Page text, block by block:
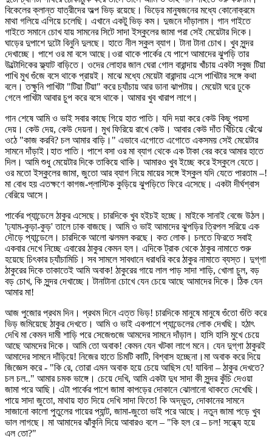
বিকেলের ক্লান্ত যাত্রীদের অল্প ভিড় রয়েছে। ভিড়ের মানুষজনের মধ্যে কোনোক্রমে
মাথা গলিয়ে এগিয়ে চলেছি। এখানে একটু ভিড় কম। দুজনে দাঁড়ালাম। গান গাইতে
গাইতে সমানে চোখ যায় সামনের সিটে সাদা ইস্কুলের জামা পরা সেই মেয়েটার দিকে।
ঘাড়ের দুপাশে দুটো বিনুনি দুলছে। হাতে নীল স্কুল ব্যাগ। টানা টানা চোখ। খুব সুন্দর
দেখাচ্ছে। পাশে ওর মা বসে আছে।ওরা থাকে পার্কের যে পাশে আমাদের ঝুপড়ি তার
উল্টোদিকের ফ্ল্যাট বাড়িতে। ওদের লোহার জাল ঘেরা গোল বারান্দায় খাঁচায় একটা সবুজ টিয়া
পাখি মুখ গুঁজে বসে থাকে প্রায়ই। মাঝে মধ্যে মেয়েটা বারান্দায় এসে পাখিটার সঙ্গে কথা
বলে। তক্ষুনি পাখিটা "টিয়া টিয়া" করে চ্যাঁচায় আর ডানা ঝাপটায়। মেয়েটা ঘরে ঢুকে
গেলে পাখিটা আবার চুপ করে বসে থাকে। আমার খুব খারাপ লাগে।
গান শেষে আমি ও ভাই সবার কাছে গিয়ে হাত পাতি। যদি দয়া করে কেউ কিছু পয়সা
দেয়। কেউ দেয়, কেউ দেয়না। মুখ ফিরিয়ে রাখে কেউ। আবার কেউ দাঁত খিঁচিয়ে ঝেঁঝে
ওঠে "কাজ করবি? চল আমার বাড়ি।" এভাবে এগোতে এগোতে একসময় সেই মেয়েটার
সামনে দাঁড়াই।হাত পাতি। পাশে বসা ওর মা ব্যাগ থেকে এক টাকা বের করে আমার হাতে
দিল। আমি শুধু মেয়েটার দিকে তাকিয়ে থাকি। আমারও খুব ইচ্ছে করে ইস্কুলে যেতে।
ওর মতো ইস্কুলের জামা, জুতো আর ব্যাগ নিয়ে মায়ের সঙ্গে ইস্কুল যদি যেতে পারতাম –!
মা বোধ হয় এতক্ষণে কাগজ-প্লাস্টিক কুড়িয়ে ঝুপড়িতে ফিরে এসেছে। একটা দীর্ঘশ্বাস
বেরিয়ে আসে।
পার্কের প্যান্ডেলে ঠাকুর এসেছে। চারদিকে খুব হইচই হচ্ছে। মাইকে সানাই বেজে উঠল।
'ঢ্যাম-কুড়া-কুড়' তালে ঢাক বাজছে। আমি ও ভাই আমাদের ঝুপড়ির ত্রিপল সরিয়ে এক
দৌড়ে প্যান্ডেলে। চারদিকে আলো ঝলমল করছে। কত লোক। চলতে ফিরতে সবাই
একবার দেখে নিচ্ছে এবারের ঠাকুর কেমন হল। এদিকে ট্রাক থেকে ঠাকুর নামাতে শুরু
হয়েছে চিৎকার চ্যাঁচামিচি। সব সামলে সাবধানে ধরাধরি করে ঠাকুর নামাতে ব্যস্ত। দুগ্‌গা
ঠাকুরের দিকে তাকাতেই আমি অবাক! ঠাকুরের গায়ে লাল পাড় সাদা শাড়ি, খোলা চুল, বড়
বড় চোখ, কি সুন্দর দেখাচ্ছে। টানাটানা চোখে যেন চেয়ে আছে আমাদের দিকে। ঠিক যেন
আমার মা!
আজ পুজোর প্রথম দিন। প্রথম দিনে এত্ত ভিড়! চারদিকে মানুষে মানুষে গুঁতো গুঁতি করে
ভিড় জমিয়েছে ঠাকুর দেখতে। আমি ও ভাই একপাশে প্যান্ডেলের লোক দেখছি। হঠাৎ
দেখি মা কেমন দামী শাড়ি পরে সেজেগুজে আমদের সামনে দাঁড়াল। হাসি হাসি মুখে চেয়ে
আছে আমদের দিকে। আমি তো অবাক! কেমন যেন খটকা লাগে মনে। যেন দুগ্‌গা ঠাকুরই
আমাদের সামনে দাঁড়িয়ে! নিজের হাতে চিমটি কাটি, বিশ্বাস হচ্ছেনা।মা অবাক করে দিয়ে
জিজ্ঞেস করে - "কি রে, তোরা এমন অবাক হয়ে চেয়ে আছিস যে! যাবিনা – ঠাকুর দেখতে?
চল চল.." আমার চমক ভাঙ্গে। চেয়ে দেখি, আমি একটা দুধ সাদা কী সুন্দর কুঁচি দেওয়া
জামা পরে আছি। এটা পার্কের পাশে জামা কাপড়ের দোকানে ঝোলানো থাকতে দেখেছি।
পায়ে সাদা জুতো, মাথায় হাত দিয়ে দেখি সাদা ফিতে! কি অদ্ভুত, দোকানের সামনে
সাজানো কালো পুতুলের গায়ের প্যান্ট, জামা-জুতো ভাই পরে আছে। নতুন জামা পড়ে খুব
ভাল লাগছে। মা আমাদের ঝাঁকুনি দিয়ে আবারও বলে – "কি হল রে – চল! সন্ধ্যে হয়ে
এল তো?"